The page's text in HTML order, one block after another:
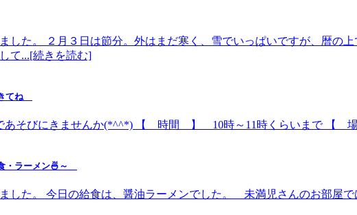
した。 ２月３日は節分。外はまだ寒く、雪でいっぱいですが、暦
て...[続きを読む]
てね
あそびにきませんか(*^^*) 【 時間 】 10時～11時くらいまで 【
・ラーメン🍜～
ました。 今日の給食は、醤油ラーメンでした。 未満児さんのお部屋